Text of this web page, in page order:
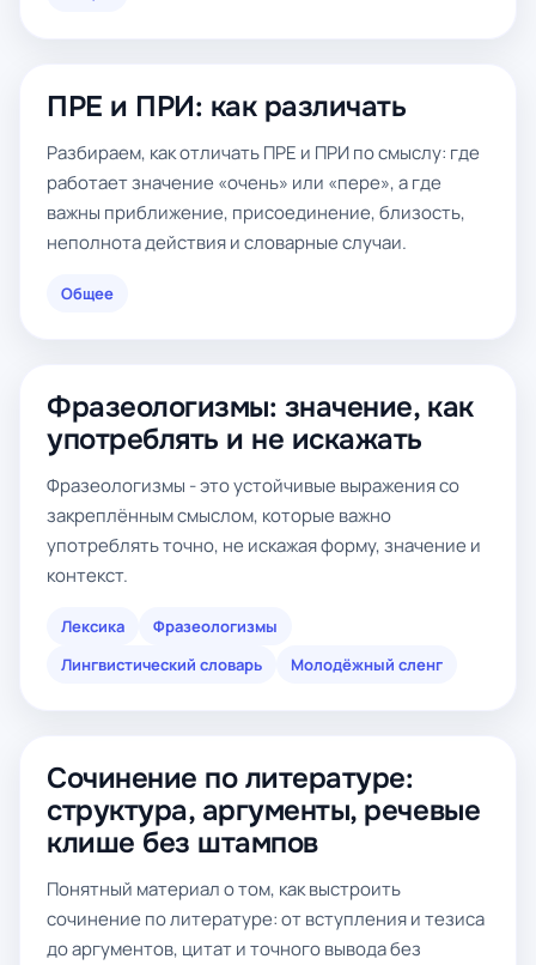
ПРЕ и ПРИ: как различать
Разбираем, как отличать ПРЕ и ПРИ по смыслу: где
работает значение «очень» или «пере», а где
важны приближение, присоединение, близость,
неполнота действия и словарные случаи.
Общее
Фразеологизмы: значение, как
употреблять и не искажать
Фразеологизмы - это устойчивые выражения со
закреплённым смыслом, которые важно
употреблять точно, не искажая форму, значение и
контекст.
Лексика
Фразеологизмы
Лингвистический словарь
Молодёжный сленг
Сочинение по литературе:
структура, аргументы, речевые
клише без штампов
Понятный материал о том, как выстроить
сочинение по литературе: от вступления и тезиса
до аргументов, цитат и точного вывода без